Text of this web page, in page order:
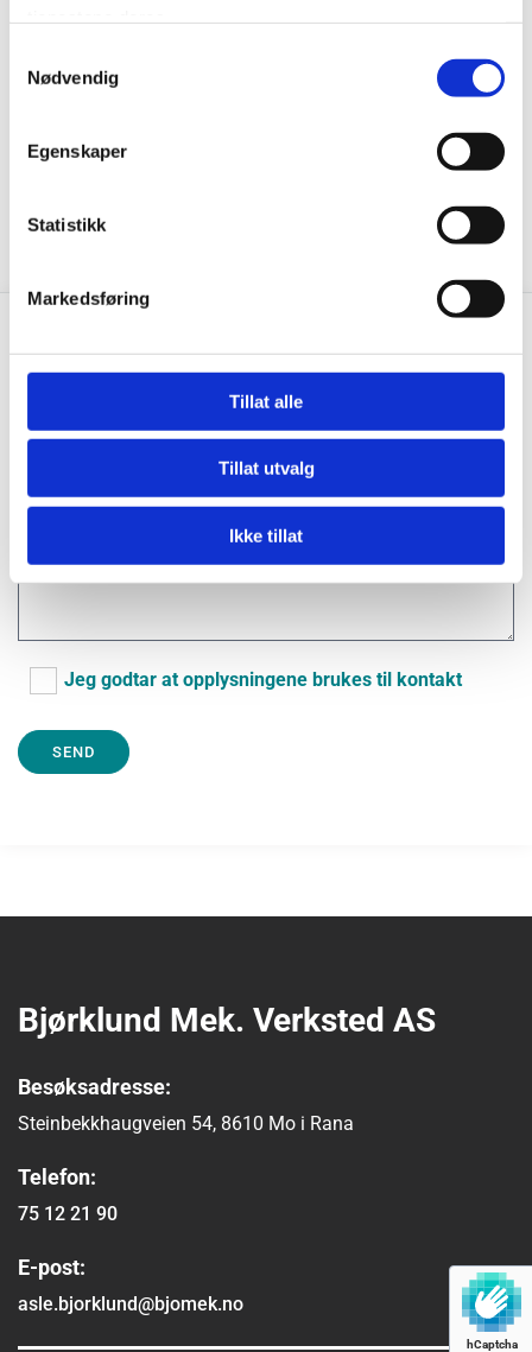
Nødvendig
Egenskaper
Statistikk
Markedsføring
Tillat alle
Tillat utvalg
Ikke tillat
E-post:post@bjomek.no
Tlf.:
75 12 21 90
Jeg godtar at opplysningene brukes til kontakt
hCaptcha
Bjørklund Mek. Verksted AS
Besøksadresse:
Steinbekkhaugveien 54, 8610 Mo i Rana
Telefon:
75 12 21 90
E-post:
asle.bjorklund@bjomek.no